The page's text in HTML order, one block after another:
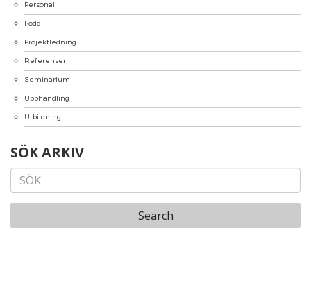
Personal
Podd
Projektledning
Referenser
Seminarium
Upphandling
Utbildning
SÖK ARKIV
Search